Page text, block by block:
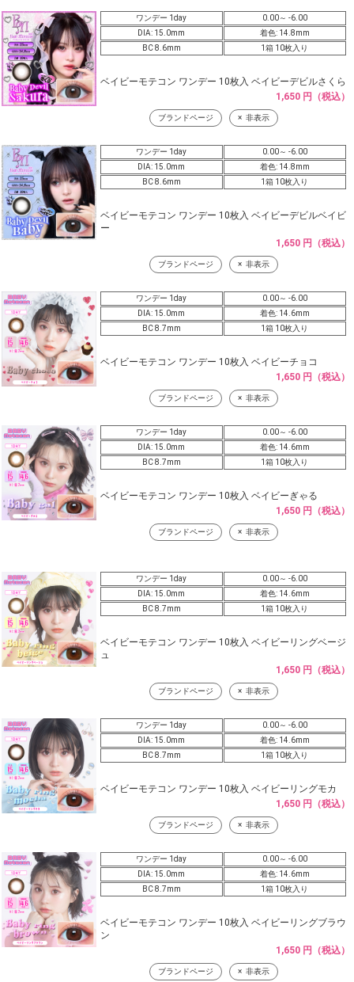
ワンデー 1day
0.00～ -6.00
DIA: 15.0mm
着色: 14.8mm
BC 8.6mm
1箱 10枚入り
ベイビーモテコン ワンデー 10枚入 ベイビーデビルさくら
1,650 円（税込）
ブランドページ 非表示
ワンデー 1day
0.00～ -6.00
DIA: 15.0mm
着色: 14.8mm
BC 8.6mm
1箱 10枚入り
ベイビーモテコン ワンデー 10枚入 ベイビーデビルベイビ
ー
1,650 円（税込）
ブランドページ 非表示
ワンデー 1day
0.00～ -6.00
DIA: 15.0mm
着色: 14.6mm
BC 8.7mm
1箱 10枚入り
ベイビーモテコン ワンデー 10枚入 ベイビーチョコ
1,650 円（税込）
ブランドページ 非表示
ワンデー 1day
0.00～ -6.00
DIA: 15.0mm
着色: 14.6mm
BC 8.7mm
1箱 10枚入り
ベイビーモテコン ワンデー 10枚入 ベイビーぎゃる
1,650 円（税込）
ブランドページ 非表示
ワンデー 1day
0.00～ -6.00
DIA: 15.0mm
着色: 14.6mm
BC 8.7mm
1箱 10枚入り
ベイビーモテコン ワンデー 10枚入 ベイビーリングベージ
ュ
1,650 円（税込）
ブランドページ 非表示
ワンデー 1day
0.00～ -6.00
DIA: 15.0mm
着色: 14.6mm
BC 8.7mm
1箱 10枚入り
ベイビーモテコン ワンデー 10枚入 ベイビーリングモカ
1,650 円（税込）
ブランドページ 非表示
ワンデー 1day
0.00～ -6.00
DIA: 15.0mm
着色: 14.6mm
BC 8.7mm
1箱 10枚入り
ベイビーモテコン ワンデー 10枚入 ベイビーリングブラウ
ン
1,650 円（税込）
ブランドページ 非表示